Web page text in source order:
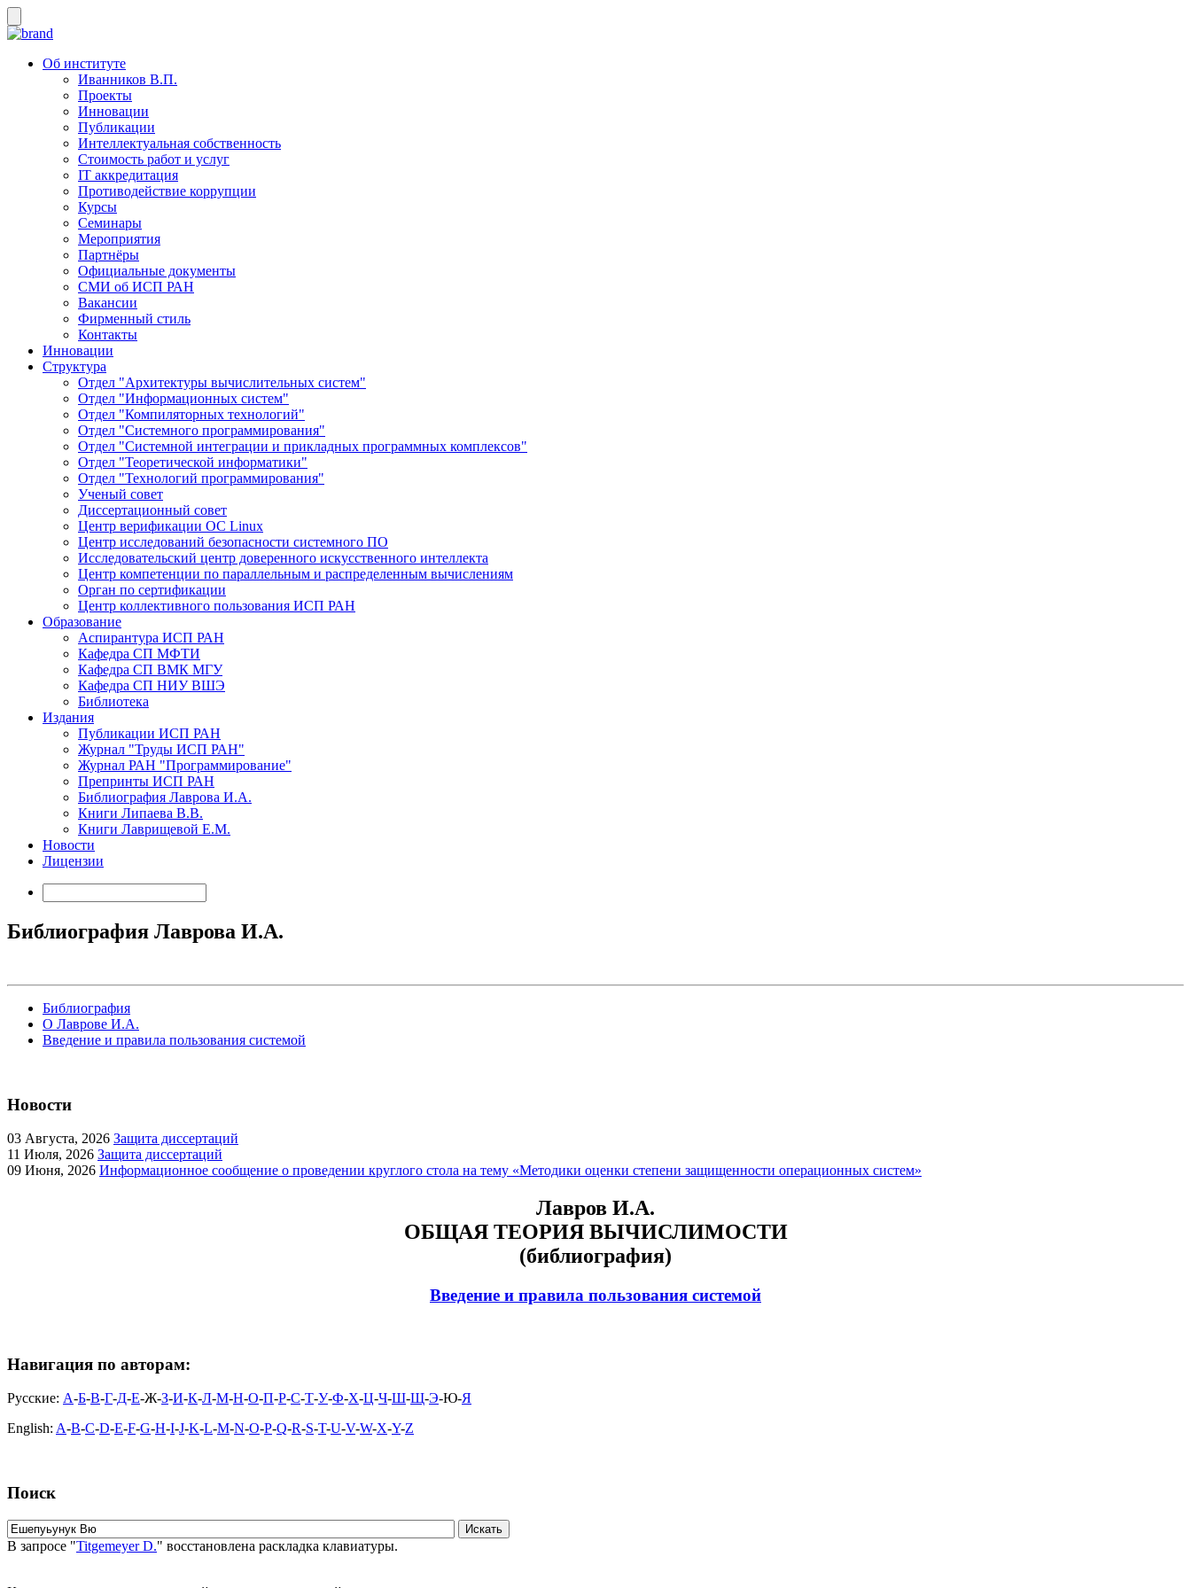
Об институте
Иванников В.П.
Проекты
Инновации
Публикации
Интеллектуальная собственность
Стоимость работ и услуг
IT аккредитация
Противодействие коррупции
Курсы
Семинары
Мероприятия
Партнёры
Официальные документы
СМИ об ИСП РАН
Вакансии
Фирменный стиль
Контакты
Инновации
Структура
Отдел "Архитектуры вычислительных систем"
Отдел "Информационных систем"
Отдел "Компиляторных технологий"
Отдел "Системного программирования"
Отдел "Системной интеграции и прикладных программных комплексов"
Отдел "Теоретической информатики"
Отдел "Технологий программирования"
Ученый совет
Диссертационный совет
Центр верификации ОС Linux
Центр исследований безопасности системного ПО
Исследовательский центр доверенного искусственного интеллекта
Центр компетенции по параллельным и распределенным вычислениям
Орган по сертификации
Центр коллективного пользования ИСП РАН
Образование
Аспирантура ИСП РАН
Кафедра СП МФТИ
Кафедра СП ВМК МГУ
Кафедра СП НИУ ВШЭ
Библиотека
Издания
Публикации ИСП РАН
Журнал "Труды ИСП РАН"
Журнал РАН "Программирование"
Препринты ИСП РАН
Библиография Лаврова И.А.
Книги Липаева В.В.
Книги Лаврищевой Е.М.
Новости
Лицензии
Библиография Лаврова И.А.
Библиография
О Лаврове И.А.
Введение и правила пользования системой
Новости
03 Августа, 2026 Защита диссертаций
11 Июля, 2026 Защита диссертаций
09 Июня, 2026 Информационное сообщение о проведении круглого стола на тему «Методики оценки степени защищенности операционных систем»
Лавров И.А.
ОБЩАЯ ТЕОРИЯ ВЫЧИСЛИМОСТИ
(библиография)
Введение и правила пользования системой
Навигация по авторам:
Русские: А-Б-В-Г-Д-Е-Ж-З-И-К-Л-М-Н-О-П-Р-С-Т-У-Ф-Х-Ц-Ч-Ш-Щ-Э-Ю-Я
English: A-B-C-D-E-F-G-H-I-J-K-L-M-N-O-P-Q-R-S-T-U-V-W-X-Y-Z
Поиск
В запросе "Titgemeyer D." восстановлена раскладка клавиатуры.